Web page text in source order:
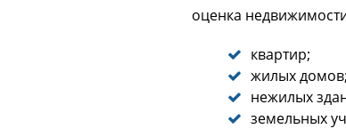
оценка
квартир;
жилых домов;
нежилых
земельных